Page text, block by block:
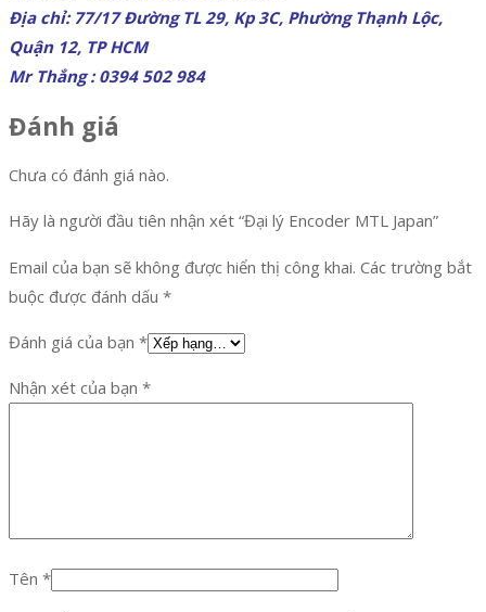
Địa chỉ: 77/17 Đường TL 29, Kp 3C, Phường Thạnh Lộc,
Quận 12, TP HCM
Mr Thắng : 0394 502 984
Đánh giá
Chưa có đánh giá nào.
Hãy là người đầu tiên nhận xét “Đại lý Encoder MTL Japan”
Email của bạn sẽ không được hiển thị công khai. Các trường bắt
buộc được đánh dấu *
Đánh giá của bạn *
Nhận xét của bạn *
Tên *